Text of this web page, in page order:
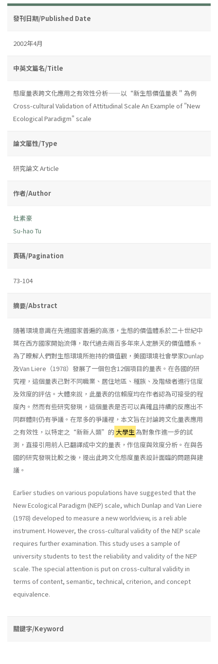
發刊日期/Published Date
2002年4月
中英文篇名/Title
態度量表跨文化應用之有效性分析——以“新生態價值量表＂為例
Cross-cultural Validation of Attitudinal Scale An Example of "New
Ecological Paradigm" scale
論文屬性/Type
研究論文 Article
作者/Author
杜素豪
Su-hao Tu
頁碼/Pagination
73-104
摘要/Abstract
隨著環境意識在先進國家普遍的高漲，生態的價值體系於二十世紀中
葉在西方國家開始流傳，取代過去兩百多年來人定勝天的價值體系。
為了暸解人們對生態環境所抱持的價值觀，美國環境社會學家Dunlap
及Van Liere（1978）發展了一個包含12個項目的量表。在各國的研
究裡，這個量表己對不同職業、居住地區、種族、及階級者進行信度
及效度的評估。大體來說，此量表的信賴度均在作者認為可接受的程
度內。然而有些研究發現，這個量表是否可以真確且持續的反應出不
同群體則仍有爭議。在眾多的爭議裡，本文旨在討論跨文化量表應用
之有效性，以特定之“新新人類”的大學生為對象作進一步的試
測，直接引用前人已翻譯成中文的量表，作信度與效度分析。在與各
國的研究發現比較之後，提出此跨文化態度量表設計面臨的問題與建
議。
Earlier studies on various populations have suggested that the
New Ecological Paradigm (NEP) scale, which Dunlap and Van Liere
(1978) developed to measure a new worldview, is a reli able
instrument. However, the cross-cultural validity of the NEP scale
requires further examination. This study uses a sample of
university students to test the reliability and validity of the NEP
scale. The special attention is put on cross-cultural validity in
terms of content, semantic, technical, criterion, and concept
equivalence.
關鍵字/Keyword